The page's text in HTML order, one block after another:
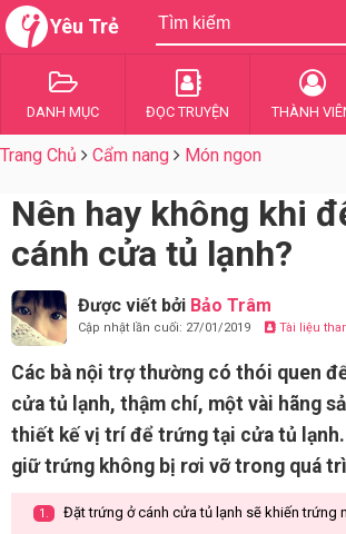
Yêu Trẻ
DANH MỤC ĐỌC TRUYỆN THÀNH
Trang Chủ Cẩm nang Món ngon
Nên hay không khi
cánh cửa tủ lạnh?
Được viết bởi Bảo Trâm
Cập nhật lần cuối: 27/01/2019 Tài liệu
Các bà nội trợ thường có thói quen
cửa tủ lạnh, thậm chí, một vài hãng
thiết kế vị trí để trứng tại cửa tủ
giữ trứng không bị rơi vỡ trong quá
1. Đặt trứng ở cánh cửa tủ lạnh sẽ khiến trứng